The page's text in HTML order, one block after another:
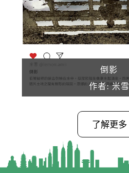
倒影
作者: 米雪
了解更多